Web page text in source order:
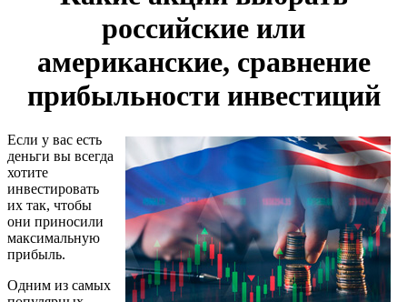
российские или
американские, сравнение
прибыльности инвестиций
Если у вас есть
деньги вы всегда
хотите
инвестировать
их так, чтобы
они приносили
максимальную
прибыль.
Одним из самых